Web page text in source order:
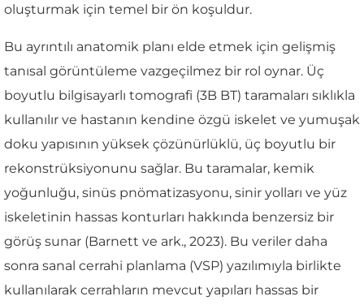
oluşturmak için temel bir ön koşuldur.
Bu ayrıntılı anatomik planı elde etmek için gelişmiş
tanısal görüntüleme vazgeçilmez bir rol oynar. Üç
boyutlu bilgisayarlı tomografi (3B BT) taramaları sıklıkla
kullanılır ve hastanın kendine özgü iskelet ve yumuşak
doku yapısının yüksek çözünürlüklü, üç boyutlu bir
rekonstrüksiyonunu sağlar. Bu taramalar, kemik
yoğunluğu, sinüs pnömatizasyonu, sinir yolları ve yüz
iskeletinin hassas konturları hakkında benzersiz bir
görüş sunar (Barnett ve ark., 2023). Bu veriler daha
sonra sanal cerrahi planlama (VSP) yazılımıyla birlikte
kullanılarak cerrahların mevcut yapıları hassas bir